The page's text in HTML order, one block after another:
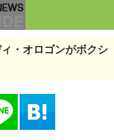
・オロゴンがボクシ